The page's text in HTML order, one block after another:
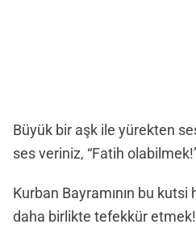
Büyük bir aşk ile yürekten
ses veriniz, “Fatih
Kurban Bayramının bu kutsi
daha birlikte tefekkür etmek!